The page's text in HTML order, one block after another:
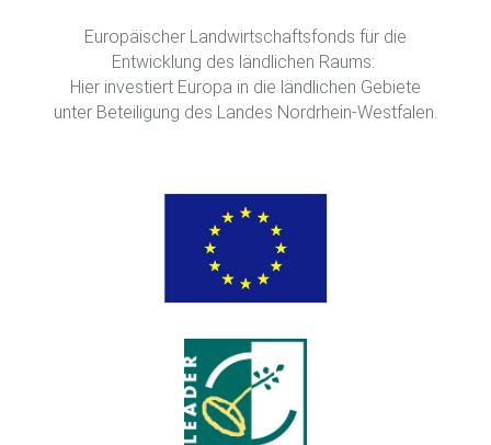
Europäischer Landwirtschaftsfonds für die
Entwicklung des ländlichen Raums:
Hier investiert Europa in die ländlichen Gebiete
unter Beteiligung des Landes Nordrhein-Westfalen.